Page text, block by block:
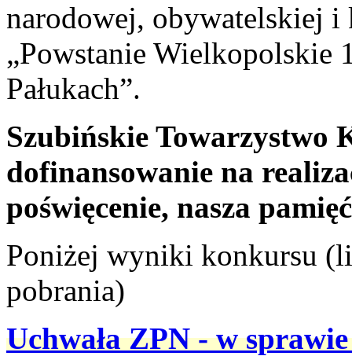
narodowej, obywatelskiej
„Powstanie Wielkopolskie
Pałukach”.
Szubińskie Towarzystwo
dofinansowanie na
poświęcenie, nasza
Poniżej wyniki konkursu
pobrania)
Uchwała ZPN - w